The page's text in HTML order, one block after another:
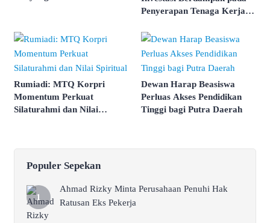
Penyerapan Tenaga Kerja
Rumiadi: MTQ Korpri
Momentum Perkuat
Silaturahmi dan Nilai
Dewan Harap Beasiswa
Perluas Akses Pendidikan
Tinggi bagi Putra Daerah
Populer Sepekan
Ahmad Rizky Minta Perusahaan Penuhi Hak
Ratusan Eks Pekerja